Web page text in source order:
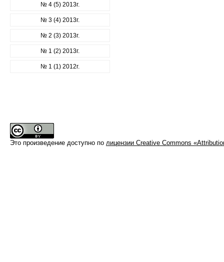
№ 4 (5) 2013г.
№ 3 (4) 2013г.
№ 2 (3) 2013г.
№ 1 (2) 2013г.
№ 1 (1) 2012г.
Это произведение доступно по лицензии Creative Commons